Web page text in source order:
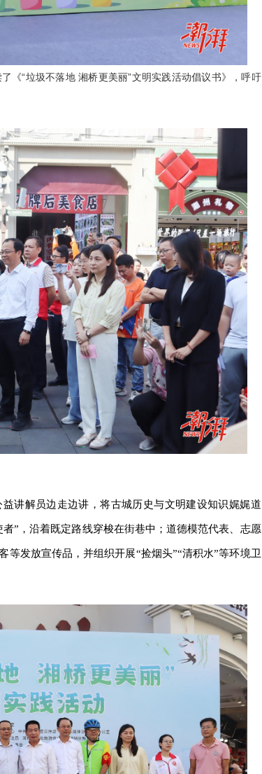
《“垃圾不落地 湘桥更美丽”文明实践活动倡议书》，呼吁
讲解员边走边讲，将古城历史与文明建设知识娓娓道
”，沿着既定路线穿梭在街巷中；道德模范代表、志愿
发放宣传品，并组织开展“捡烟头”“清积水”等环境卫